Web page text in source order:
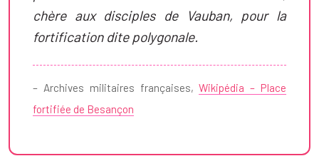
chère aux disciples de Vauban, pour la
fortification dite polygonale.
– Archives militaires françaises,Wikipédia – Place
fortifiée de Besançon